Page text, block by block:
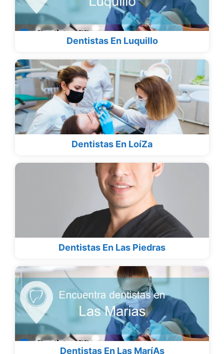
Dentistas En Luquillo
Dentistas En LoíZa
Dentistas En Las Piedras
Dentistas En Las MaríAs